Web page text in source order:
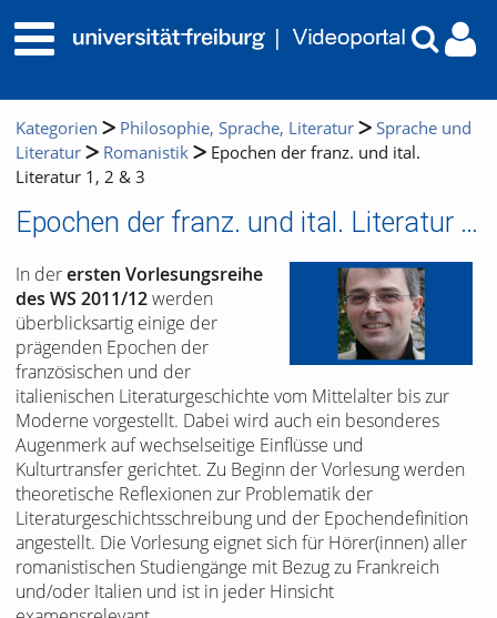
Kategorien Philosophie, Sprache, Literatur
Sprache und
Literatur
Romanistik
Epochen der franz. und ital.
Literatur 1, 2 & 3
Epochen der franz. und ital. Literatur 1, 2 & 3
In derersten Vorlesungsreihe
des WS 2011/12werden
überblicksartig einige der
prägenden Epochen der
französischen und der
italienischen Literaturgeschichte vom Mittelalter bis zur
Moderne vorgestellt. Dabei wird auch ein besonderes
Augenmerk auf wechselseitige Einflüsse und
Kulturtransfer gerichtet. Zu Beginn der Vorlesung werden
theoretische Reflexionen zur Problematik der
Literaturgeschichtsschreibung und der Epochendefinition
angestellt. Die Vorlesung eignet sich für Hörer(innen) aller
romanistischen Studiengänge mit Bezug zu Frankreich
und/oder Italien und ist in jeder Hinsicht